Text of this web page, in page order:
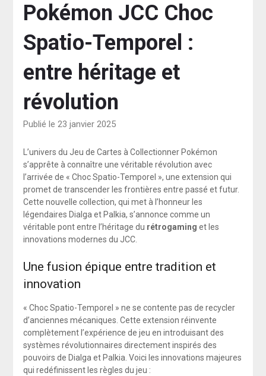
Pokémon JCC Choc
Spatio-Temporel :
entre héritage et
révolution
Publié le 23 janvier 2025
L’univers du Jeu de Cartes à Collectionner Pokémon
s’apprête à connaître une véritable révolution avec
l’arrivée de « Choc Spatio-Temporel », une extension qui
promet de transcender les frontières entre passé et futur.
Cette nouvelle collection, qui met à l’honneur les
légendaires Dialga et Palkia, s’annonce comme un
véritable pont entre l’héritage du rétrogaming et les
innovations modernes du JCC.
Une fusion épique entre tradition et
innovation
« Choc Spatio-Temporel » ne se contente pas de recycler
d’anciennes mécaniques. Cette extension réinvente
complètement l’expérience de jeu en introduisant des
systèmes révolutionnaires directement inspirés des
pouvoirs de Dialga et Palkia. Voici les innovations majeures
qui redéfinissent les règles du jeu :